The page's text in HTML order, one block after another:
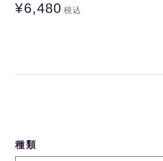
¥6,480 税込
種類